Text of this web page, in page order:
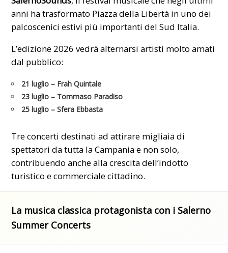
anni ha trasformato Piazza della Libertà in uno dei
palcoscenici estivi più importanti del Sud Italia.
L’edizione 2026 vedrà alternarsi artisti molto amati
dal pubblico:
21 luglio – Frah Quintale
23 luglio – Tommaso Paradiso
25 luglio – Sfera Ebbasta
Tre concerti destinati ad attirare migliaia di
spettatori da tutta la Campania e non solo,
contribuendo anche alla crescita dell’indotto
turistico e commerciale cittadino.
La musica classica protagonista con i Salerno
Summer Concerts